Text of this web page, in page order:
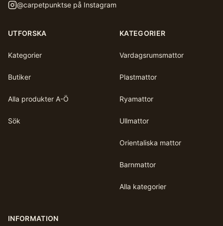
@carpetpunktse på Instagram
UTFORSKA
Kategorier
Butiker
Alla produkter A-Ö
Sök
KATEGORIER
Vardagsrumsmattor
Plastmattor
Ryamattor
Ullmattor
Orientaliska mattor
Barnmattor
Alla kategorier
INFORMATION